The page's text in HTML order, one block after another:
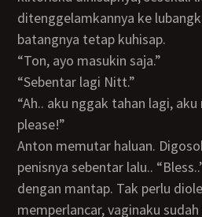
ditenggelamkannya ke
batangnya tetap kuhisap.
“Ton, ayo masukin saja.”
“Sebentar lagi Nitt.”
“Ah.. aku nggak tahan lagi, aku mau batangmu,
please!”
Anton memutar haluan. Digosok-gosokannya kepala
penisnya sebentar lalu..
dengan mantap. Tak perlu
memperlancar, vaginaku